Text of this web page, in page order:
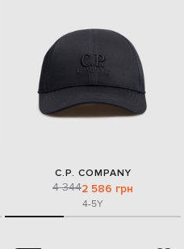
C.P. COMPANY
4 3442 586 грн
4-5Y